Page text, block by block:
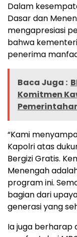
Dalam
Dasar dan
mengapresiasi
bahwa
penerima
Baca Juga :
Komitmen
“Kami
Kapolri atas
Bergizi Gratis.
Menengah
program ini.
bagian dari
generasi yang
Ia juga berharap